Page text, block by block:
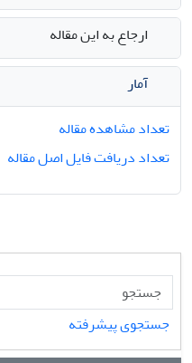
ارجاع به این مقاله
آمار
تعداد مشاهده مقاله
تعداد دریافت فایل اصل مقاله
جستجوی پیشرفته